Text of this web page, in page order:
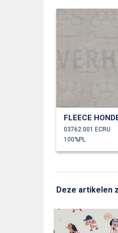
03762.001 ECRU
100%PL
Deze artikelen